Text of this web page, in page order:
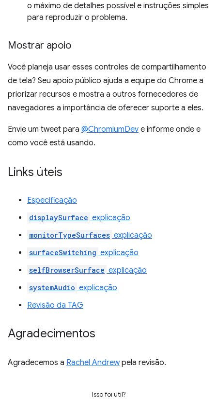
o máximo de detalhes possível e instruções simples
para reproduzir o problema.
Mostrar apoio
Você planeja usar esses controles de compartilhamento
de tela? Seu apoio público ajuda a equipe do Chrome a
priorizar recursos e mostra a outros fornecedores de
navegadores a importância de oferecer suporte a eles.
Envie um tweet para @ChromiumDev e informe onde e
como você está usando.
Links úteis
Especificação
displaySurface explicação
monitorTypeSurfaces explicação
surfaceSwitching explicação
selfBrowserSurface explicação
systemAudio explicação
Revisão da TAG
Agradecimentos
Agradecemos a Rachel Andrewpela revisão.
Isso foi útil?